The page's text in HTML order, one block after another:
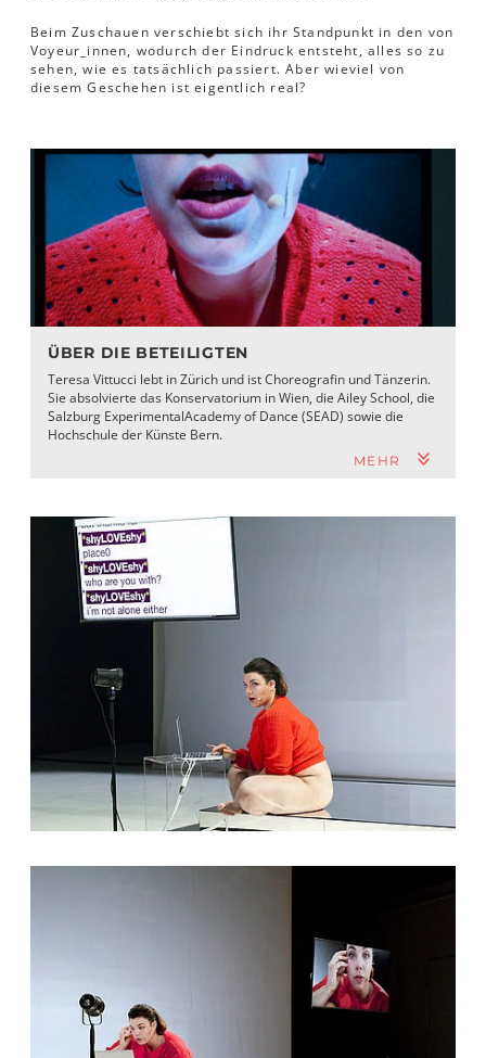
Beim Zuschauen verschiebt sich ihr Standpunkt in den von
Voyeur_innen, wodurch der Eindruck entsteht, alles so zu
sehen, wie es tatsächlich passiert. Aber wieviel von
diesem Geschehen ist eigentlich real?
ÜBER DIE BETEILIGTEN
Teresa Vittucci lebt in Zürich und ist Choreografin und Tänzerin.
Sie absolvierte das Konservatorium in Wien, die Ailey School, die
Salzburg ExperimentalAcademy of Dance (SEAD) sowie die
Hochschule der Künste Bern.
MEHR